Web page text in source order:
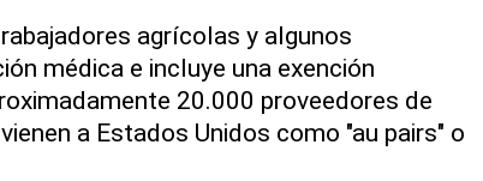
agrícolas y algunos
médica e incluye una exención
20.000 proveedores de
a Estados Unidos como "au pairs" o